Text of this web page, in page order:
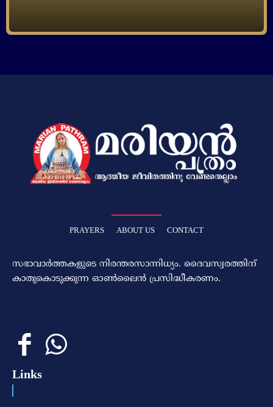
PRAYERS ABOUT US CONTACT
സഭാവാര്‍ത്തകളുടെ നിരന്തരസാന്നിധ്യം. ദൈവസ്വരത്തിന്‌
കാതുകൊടുക്കുന്ന ഓണ്‍ലൈന്‍ പ്രസിദ്ധീകരണം.
Links